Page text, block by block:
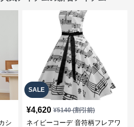
シ
SALE
¥4,620 ¥5140(割引前)
ネイビーコーデ 音符柄フレアワ